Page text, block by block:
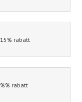
15% rabatt
%% rabatt